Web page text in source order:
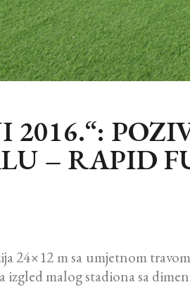
2016.“:
– RAPID
m sa umjetnom
izgled malog stadiona sa